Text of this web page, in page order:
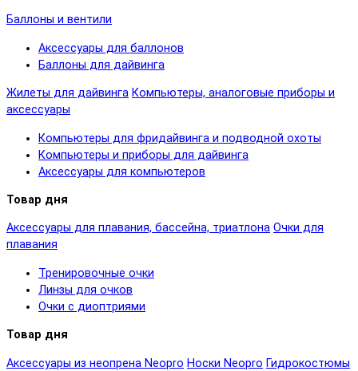
Баллоны и вентили
Аксессуары для баллонов
Баллоны для дайвинга
Жилеты для дайвинга Компьютеры, аналоговые приборы и
аксессуары
Компьютеры для фридайвинга и подводной охоты
Компьютеры и приборы для дайвинга
Аксессуары для компьютеров
Товар дня
Аксессуары для плавания, бассейна, триатлона Очки для
плавания
Тренировочные очки
Линзы для очков
Очки с диоптриями
Товар дня
Аксессуары из неопрена Neopro Носки Neopro Гидрокостюмы